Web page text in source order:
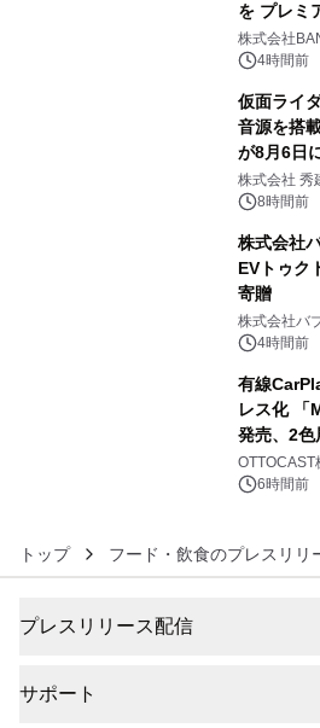
を プレミ
株式会社
4時間前
仮面ライ
音源を搭
が8月6日
大興奮が
株式会社
アートギャ
8時間前
株式会社
EVトゥク
寄贈
株式会社バ
4時間前
有線
レス化 「
発売、2色
OTTOCAST
6時間前
トップ フード・飲食のプレスリリ
プレスリリース配信
サポート